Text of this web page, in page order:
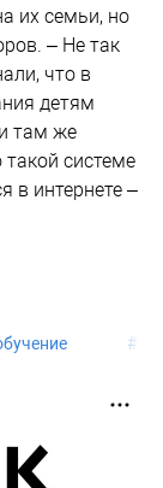
их семьи, но
– Не так
что в
детям
там же
системе
в интернете –
#